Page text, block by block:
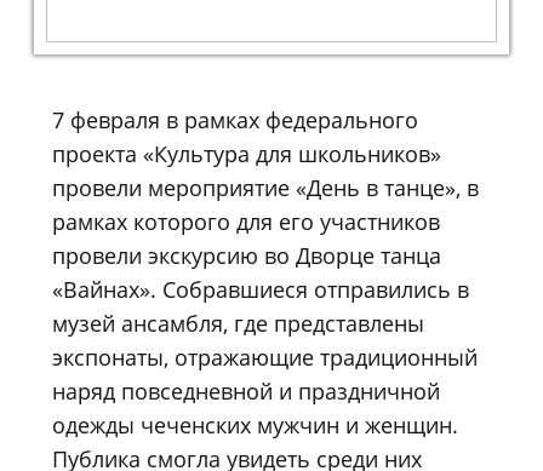
7 февраля в рамках федерального
проекта «Культура для школьников»
провели мероприятие «День в танце», в
рамках которого для его участников
провели экскурсию во Дворце танца
«Вайнах». Собравшиеся отправились в
музей ансамбля, где представлены
экспонаты, отражающие традиционный
наряд повседневной и праздничной
одежды чеченских мужчин и женщин.
Публика смогла увидеть среди них